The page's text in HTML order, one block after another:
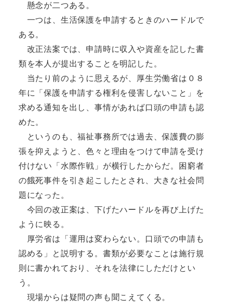
懸念が二つある。
一つは、生活保護を申請するときのハードルで
ある。
改正法案では、申請時に収入や資産を記した書
類を本人が提出することを明記した。
当たり前のように思えるが、厚生労働省は０８
年に「保護を申請する権利を侵害しないこと」を
求める通知を出し、事情があれば口頭の申請も認
めた。
というのも、福祉事務所では過去、保護費の膨
張を抑えようと、色々と理由をつけて申請を受け
付けない「水際作戦」が横行したからだ。困窮者
の餓死事件を引き起こしたとされ、大きな社会問
題になった。
今回の改正案は、下げたハードルを再び上げた
ように映る。
厚労省は「運用は変わらない。口頭での申請も
認める」と説明する。書類が必要なことは施行規
則に書かれており、それを法律にしただけとい
う。
現場からは疑問の声も聞こえてくる。